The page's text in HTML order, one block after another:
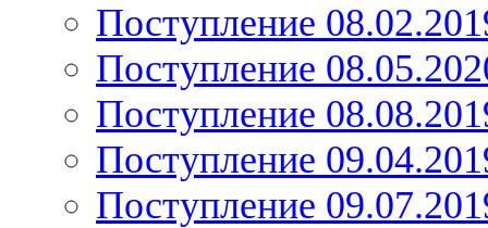
Поступление
Поступление
Поступление
Поступление
Поступление